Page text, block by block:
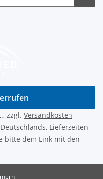
zzgl. Versandkosten
Lieferzeiten
bitte dem Link mit den